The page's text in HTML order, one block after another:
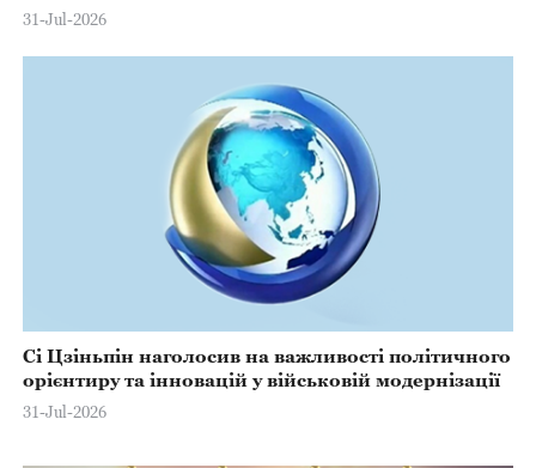
31-Jul-2026
Сі Цзіньпін наголосив на важливості політичного
орієнтиру та інновацій у військовій модернізації
31-Jul-2026